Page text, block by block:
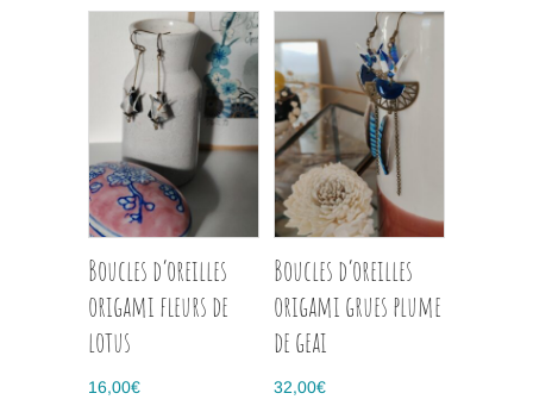
Boucles d’oreilles
origami fleurs de
lotus
16,00€
Boucles d’oreilles
origami grues plume
de geai
32,00€